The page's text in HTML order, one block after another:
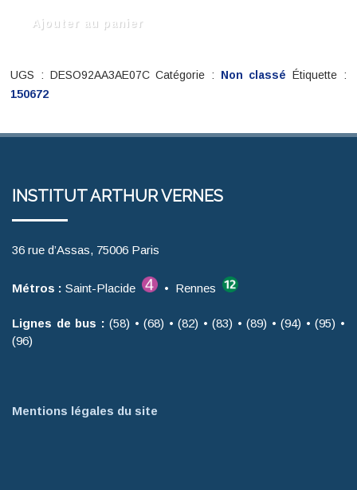
Ajouter au panier
UGS : DESO92AA3AE07C Catégorie : Non classé Étiquette :
150672
INSTITUT ARTHUR VERNES
36 rue d’Assas, 75006 Paris
Métros : Saint-Placide • Rennes
Lignes de bus : (58) • (68) • (82) • (83) • (89) • (94) • (95) •
(96)
Mentions légales du site